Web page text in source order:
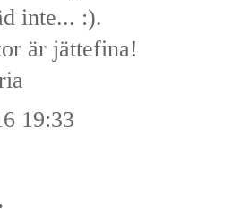
inte... :).
är jättefina!
19:33